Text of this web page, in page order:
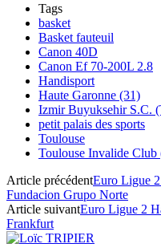
Tags
basket
Basket fauteuil
Canon 40D
Canon Ef 70-200L 2.8
Handisport
Haute Garonne (31)
Izmir Buyuksehir S.C.
petit palais des sports
Toulouse
Toulouse Invalide
Article précédentEuro Ligue
Fundacion Grupo Norte
Article suivantEuro Ligue 2
Frankfurt